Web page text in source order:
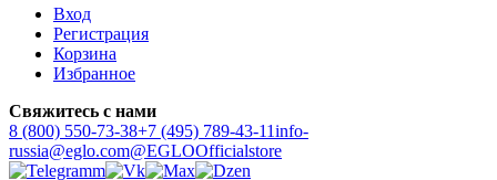
Вход
Регистрация
Корзина
Избранное
Свяжитесь с нами
8 (800) 550-73-38+7 (495) 789-43-11info-
russia@eglo.com@EGLOOfficialstore